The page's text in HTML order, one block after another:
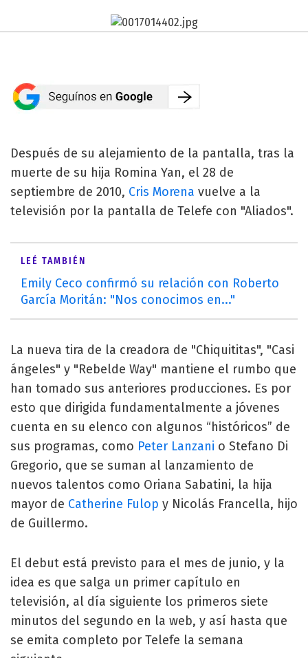
Después de su alejamiento de la pantalla, tras la
muerte de su hija Romina Yan, el 28 de
septiembre de 2010, Cris Morena vuelve a la
televisión por la pantalla de Telefe con "Aliados".
LEÉ TAMBIÉN
Emily Ceco confirmó su relación con Roberto
García Moritán: "Nos conocimos en..."
La nueva tira de la creadora de "Chiquititas", "Casi
ángeles" y "Rebelde Way" mantiene el rumbo que
han tomado sus anteriores producciones. Es por
esto que dirigida fundamentalmente a jóvenes
cuenta en su elenco con algunos “históricos” de
sus programas, como Peter Lanzani o Stefano Di
Gregorio, que se suman al lanzamiento de
nuevos talentos como Oriana Sabatini, la hija
mayor de Catherine Fulop y Nicolás Francella, hijo
de Guillermo.
El debut está previsto para el mes de junio, y la
idea es que salga un primer capítulo en
televisión, al día siguiente los primeros siete
minutos del segundo en la web, y así hasta que
se emita completo por Telefe la semana